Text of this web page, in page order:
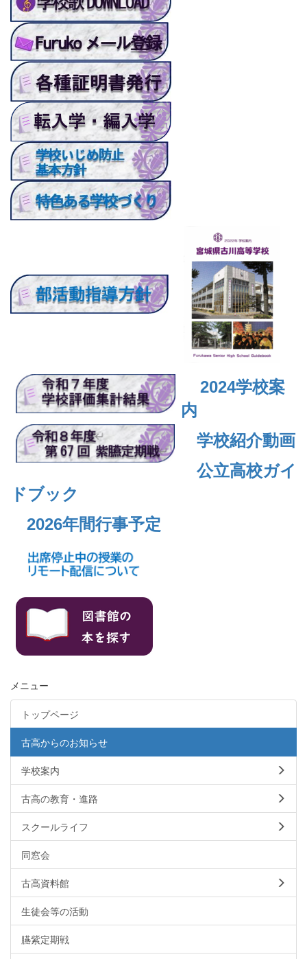
2024学校案
内
学校紹介動画
公立高校ガイ
ドブック
2026年間行事予定
メニュー
トップページ
古高からのお知らせ
学校案内
古高の教育・進路
スクールライフ
同窓会
古高資料館
生徒会等の活動
臙紫定期戦